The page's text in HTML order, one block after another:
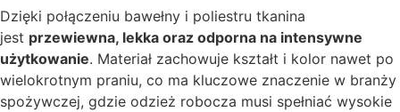
Dzięki połączeniu bawełny i poliestru tkanina
jest przewiewna, lekka oraz odporna na intensywne
użytkowanie. Materiał zachowuje kształt i kolor nawet po
wielokrotnym praniu, co ma kluczowe znaczenie w branży
spożywczej, gdzie odzież robocza musi spełniać wysokie